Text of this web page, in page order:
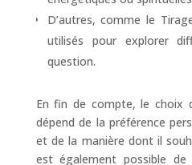
D’autres, comme le
utilisés pour explorer
question.
En fin de compte, le choix
dépend de la préférence
et de la manière dont il
est également possible